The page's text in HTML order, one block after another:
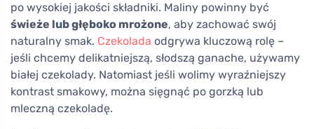
po wysokiej jakości składniki. Maliny powinny być
świeże lub głęboko mrożone, aby zachować swój
naturalny smak. Czekolada odgrywa kluczową rolę –
jeśli chcemy delikatniejszą, słodszą ganache, używamy
białej czekolady. Natomiast jeśli wolimy wyraźniejszy
kontrast smakowy, można sięgnąć po gorzką lub
mleczną czekoladę.